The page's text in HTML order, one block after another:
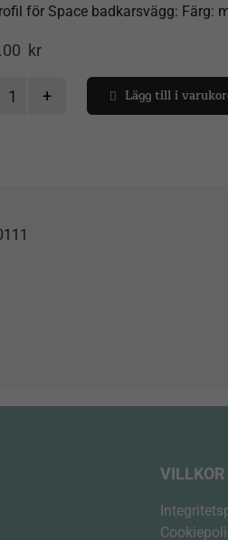
för Space badkarsvägg: Färg:
kr
Profil
mängd
Lägg till i
VILLKOR